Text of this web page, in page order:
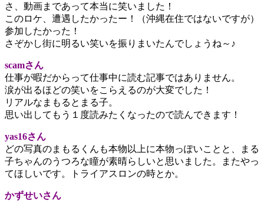
さ、動画まであって本当に笑いました！
このロケ、遭遇したかったー！（沖縄在住ではないですが）
参加したかった！
さぞかし街に明るい笑いを振りまいたんでしょうね～♪
scamさん
仕事が暇だからって仕事中に読む記事ではありません。
涙が出るほどの笑いをこらえるのが大変でした！
リアルなまもるとまる子。
思い出してもう１度読みたくなったので読んできます！
yas16さん
どの写真のまもるくんも本物以上に本物っぽいことと、まる
子ちゃんのうつろな瞳が素晴らしいと思いました。またやっ
てほしいです。トライアスロンの時とか。
かずせいさん